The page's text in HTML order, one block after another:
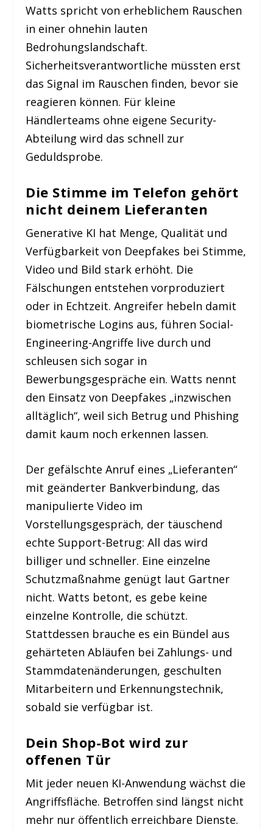
Watts spricht von erheblichem Rauschen
in einer ohnehin lauten
Bedrohungslandschaft.
Sicherheitsverantwortliche müssten erst
das Signal im Rauschen finden, bevor sie
reagieren können. Für kleine
Händlerteams ohne eigene Security-
Abteilung wird das schnell zur
Geduldsprobe.
Die Stimme im Telefon gehört
nicht deinem Lieferanten
Generative KI hat Menge, Qualität und
Verfügbarkeit von Deepfakes bei Stimme,
Video und Bild stark erhöht. Die
Fälschungen entstehen vorproduziert
oder in Echtzeit. Angreifer hebeln damit
biometrische Logins aus, führen Social-
Engineering-Angriffe live durch und
schleusen sich sogar in
Bewerbungsgespräche ein. Watts nennt
den Einsatz von Deepfakes „inzwischen
alltäglich“, weil sich Betrug und Phishing
damit kaum noch erkennen lassen.
Der gefälschte Anruf eines „Lieferanten“
mit geänderter Bankverbindung, das
manipulierte Video im
Vorstellungsgespräch, der täuschend
echte Support-Betrug: All das wird
billiger und schneller. Eine einzelne
Schutzmaßnahme genügt laut Gartner
nicht. Watts betont, es gebe keine
einzelne Kontrolle, die schützt.
Stattdessen brauche es ein Bündel aus
gehärteten Abläufen bei Zahlungs- und
Stammdatenänderungen, geschulten
Mitarbeitern und Erkennungstechnik,
sobald sie verfügbar ist.
Dein Shop-Bot wird zur
offenen Tür
Mit jeder neuen KI-Anwendung wächst die
Angriffsfläche. Betroffen sind längst nicht
mehr nur öffentlich erreichbare Dienste.